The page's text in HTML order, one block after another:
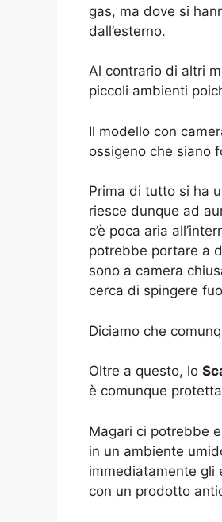
gas, ma dove si
dall’esterno.
Al contrario di altri
piccoli ambienti
Il modello con
ossigeno che siano
Prima di tutto si ha
riesce dunque ad
c’è poca aria
potrebbe portare a
sono a camera
cerca di spingere
Diciamo che
Oltre a questo, lo
è comunque
Magari ci potrebbe
in un ambiente
immediatamente gli
con un prodotto